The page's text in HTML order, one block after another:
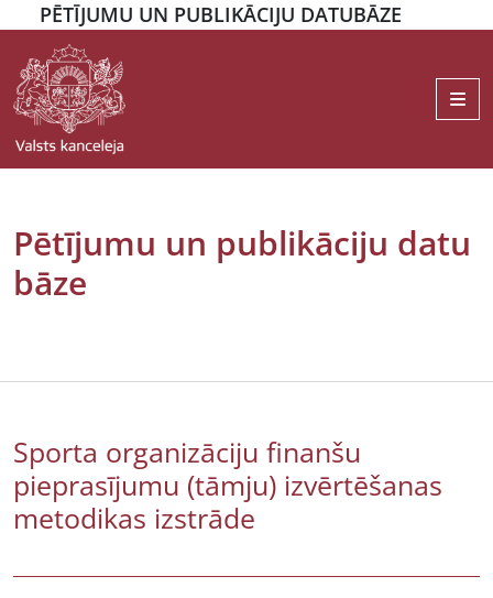
PĒTĪJUMU UN PUBLIKĀCIJU DATUBĀZE
Pētījumu un publikāciju datu
bāze
Sporta organizāciju finanšu
pieprasījumu (tāmju) izvērtēšanas
metodikas izstrāde